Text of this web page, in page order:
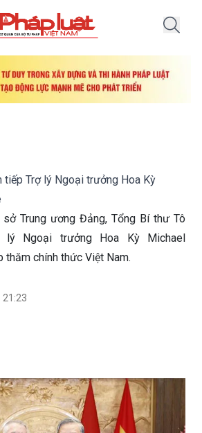
tiếp Trợ lý Ngoại trưởng Hoa Kỳ
Trung ương Đảng, Tổng Bí thư Tô
Ngoại trưởng Hoa Kỳ Michael
thăm chính thức Việt Nam.